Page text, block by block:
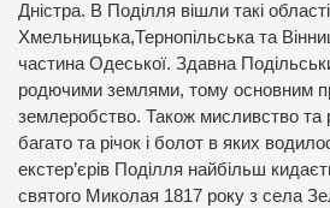
Дністра. В Поділля вішли такі
Хмельницька,Тернопільська та
частина Одеської. Здавна
родючими землями, тому основним
землеробство. Також мисливство та
багато та річок і болот в яких
екстер’єрів Поділля найбільш
святого Миколая 1817 року з села